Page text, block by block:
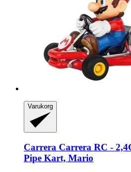
Varukorg
Carrera Carrera RC -​
Pipe Kart, Mario